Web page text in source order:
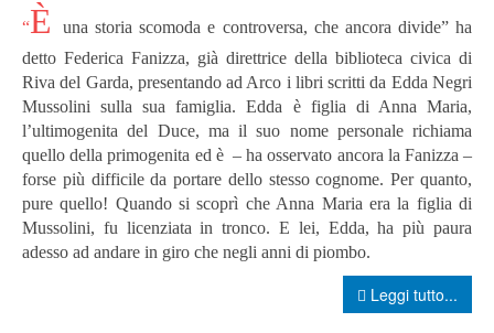
“Èuna storia scomoda e controversa, che ancora divide” ha
detto Federica Fanizza, già direttrice della biblioteca civica di
Riva del Garda, presentando ad Arco i libri scritti da Edda Negri
Mussolini sulla sua famiglia. Edda è figlia di Anna Maria,
l’ultimogenita del Duce, ma il suo nome personale richiama
quello della primogenita ed è – ha osservato ancora la Fanizza –
forse più difficile da portare dello stesso cognome. Per quanto,
pure quello! Quando si scoprì che Anna Maria era la figlia di
Mussolini, fu licenziata in tronco. E lei, Edda, ha più paura
adesso ad andare in giro che negli anni di piombo.
Leggi tutto...